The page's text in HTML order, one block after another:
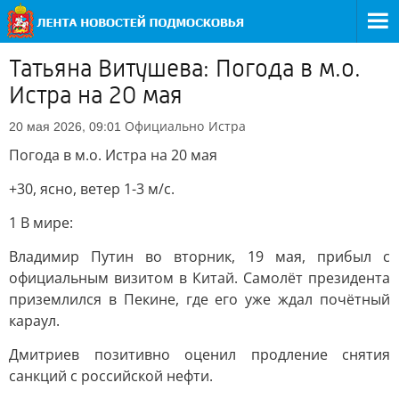
Татьяна Витушева: Погода в м.о.
Истра на 20 мая
20 мая 2026, 09:01 Официально Истра
Погода в м.о. Истра на 20 мая
+30, ясно, ветер 1-3 м/с.
1 В мире:
Владимир Путин во вторник, 19 мая, прибыл с
официальным визитом в Китай. Самолёт президента
приземлился в Пекине, где его уже ждал почётный
караул.
Дмитриев позитивно оценил продление снятия
санкций с российской нефти.